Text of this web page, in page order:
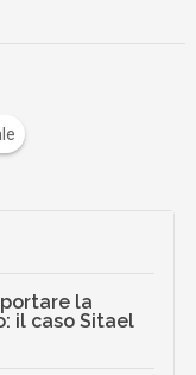
la
il caso Sitael